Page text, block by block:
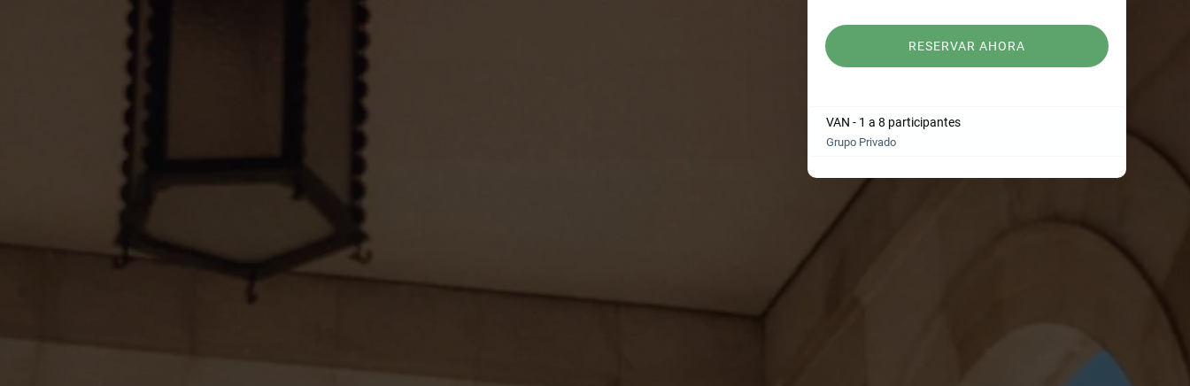
RESERVAR AHORA
VAN - 1 a 8 participantes
Grupo Privado